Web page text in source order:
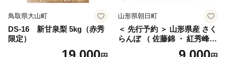
鳥取県大山町
DS-16 新甘泉梨 5kg（赤秀
限定）
山形県朝日町
＜ 先行予約 ＞ 山形県産 さく
らんぼ （ 佐藤錦 ・ 紅秀峰
） ご家庭用 M以上 700g 【20